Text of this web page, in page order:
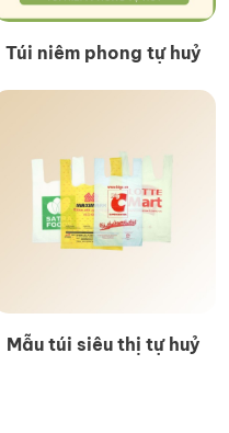
Túi niêm phong tự huỷ
Mẫu túi siêu thị tự huỷ